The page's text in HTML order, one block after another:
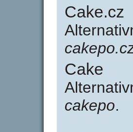
Cake.cz
Cake
cakepo.